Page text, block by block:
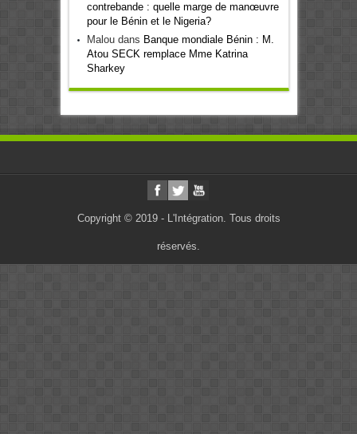
contrebande : quelle marge de manœuvre
pour le Bénin et le Nigeria?
Maloudans Banque mondiale Bénin : M.
Atou SECK remplace Mme Katrina
Sharkey
Copyright © 2019 - L'Intégration. Tous droits
réservés.